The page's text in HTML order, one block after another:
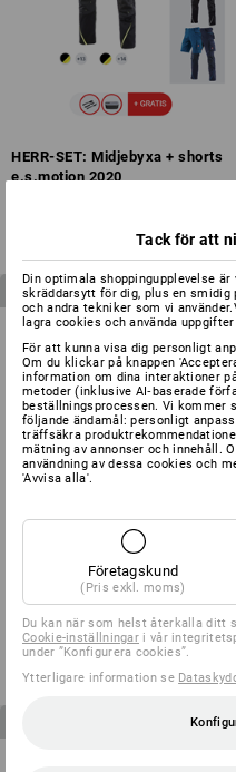
HERR-SET: Midjebyxa + shorts
e.s.motion 2020
3 produkter i setet
HERR-SET: Midjebyxa + shorts
e.s.motion
från 1 310,00 kr
(inkl. moms)
Tack för att
Din optimala shoppingupplevelse är
skräddarsytt för dig, plus en
och andra tekniker som vi
lagra cookies och använda
För att kunna visa dig personligt
Om du klickar på knappen
information om dina interaktioner
metoder (inklusive AI‑baserade
beställningsprocessen. Vi kommer
följande ändamål: personligt
träffsäkra
mätning av annonser och innehåll.
användning av dessa cookies och
'Avvisa alla'.
Företagskund
(Pris exkl. moms)
Du kan när som helst återkalla ditt
Cookie-inställningar i vår
under ”Konfigurera cookies”.
Ytterligare information se